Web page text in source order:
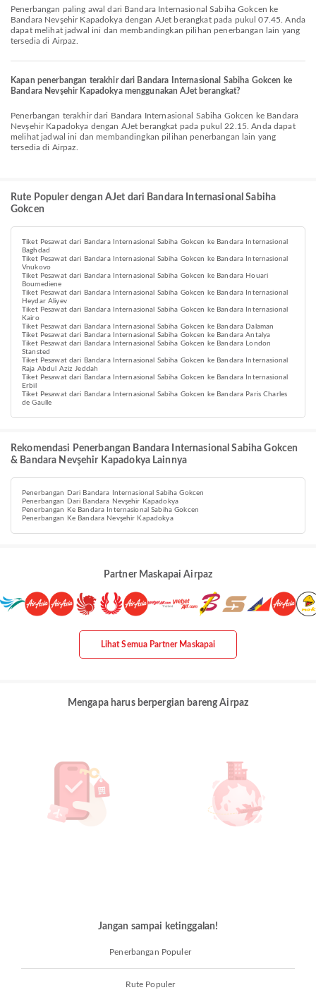
Penerbangan paling awal dari Bandara Internasional Sabiha Gokcen ke
Bandara Nevşehir Kapadokya dengan AJet berangkat pada pukul 07.45. Anda
dapat melihat jadwal ini dan membandingkan pilihan penerbangan lain yang
tersedia di Airpaz.
Kapan penerbangan terakhir dari Bandara Internasional Sabiha Gokcen ke
Bandara Nevşehir Kapadokya menggunakan AJet berangkat?
Penerbangan terakhir dari Bandara Internasional Sabiha Gokcen ke Bandara
Nevşehir Kapadokya dengan AJet berangkat pada pukul 22.15. Anda dapat
melihat jadwal ini dan membandingkan pilihan penerbangan lain yang
tersedia di Airpaz.
Rute Populer dengan AJet dari Bandara Internasional Sabiha
Gokcen
Tiket Pesawat dari Bandara Internasional Sabiha Gokcen ke Bandara Internasional
Baghdad
Tiket Pesawat dari Bandara Internasional Sabiha Gokcen ke Bandara Internasional
Vnukovo
Tiket Pesawat dari Bandara Internasional Sabiha Gokcen ke Bandara Houari
Boumediene
Tiket Pesawat dari Bandara Internasional Sabiha Gokcen ke Bandara Internasional
Heydar Aliyev
Tiket Pesawat dari Bandara Internasional Sabiha Gokcen ke Bandara Internasional
Kairo
Tiket Pesawat dari Bandara Internasional Sabiha Gokcen ke Bandara Dalaman
Tiket Pesawat dari Bandara Internasional Sabiha Gokcen ke Bandara Antalya
Tiket Pesawat dari Bandara Internasional Sabiha Gokcen ke Bandara London
Stansted
Tiket Pesawat dari Bandara Internasional Sabiha Gokcen ke Bandara Internasional
Raja Abdul Aziz Jeddah
Tiket Pesawat dari Bandara Internasional Sabiha Gokcen ke Bandara Internasional
Erbil
Tiket Pesawat dari Bandara Internasional Sabiha Gokcen ke Bandara Paris Charles
de Gaulle
Rekomendasi Penerbangan Bandara Internasional Sabiha Gokcen
& Bandara Nevşehir Kapadokya Lainnya
Penerbangan Dari Bandara Internasional Sabiha Gokcen
Penerbangan Dari Bandara Nevşehir Kapadokya
Penerbangan Ke Bandara Internasional Sabiha Gokcen
Penerbangan Ke Bandara Nevşehir Kapadokya
Partner Maskapai Airpaz
Lihat Semua Partner Maskapai
Mengapa harus berpergian bareng Airpaz
Jangan sampai ketinggalan!
Penerbangan Populer
Rute Populer